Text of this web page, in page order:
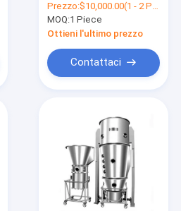
Drying Machine
Plasma Protein
Centrifugal Spray
Dryers
Prezzo:$10,000.00(1 - 2 Pieces) $9,500.00(>=3 Pieces)
MOQ:1 Piece
Ottieni l'ultimo prezzo
Contattaci